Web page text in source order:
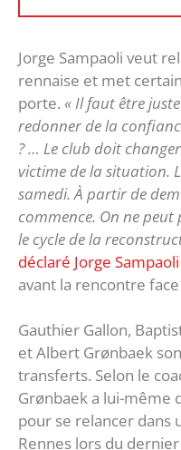
Jorge Sampaoli veut
rennaise et met
porte. « Il faut être
redonner de la
? … Le club doit
victime de la situation.
samedi. À partir de
commence. On ne
le cycle de la
déclaré Jorge
avant la rencontre
Gauthier Gallon,
et Albert Grønbaek
transferts. Selon le
Grønbaek a lui-même
pour se relancer dans
Rennes lors du